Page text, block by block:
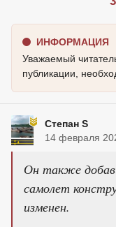
ИНФОРМАЦИЯ
Уважаемый
публикации,
Степан S
14 февраля
Он также
самолет
изменен.